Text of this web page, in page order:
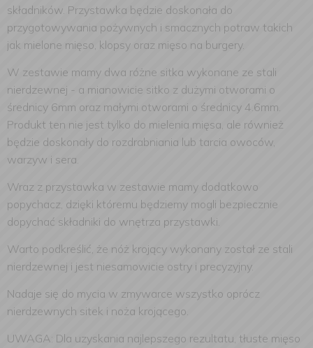
składników. Przystawka będzie doskonała do
przygotowywania pożywnych i smacznych potraw takich
jak mielone mięso, klopsy oraz mięso na burgery.
W zestawie mamy dwa różne sitka wykonane ze stali
nierdzewnej - a mianowicie sitko z dużymi otworami o
średnicy 6mm oraz małymi otworami o średnicy 4.6mm.
Produkt ten nie jest tylko do mielenia mięsa, ale również
będzie doskonały do rozdrabniania lub tarcia owoców,
warzyw i sera.
Wraz z przystawka w zestawie mamy dodatkowo
popychacz, dzięki któremu będziemy mogli bezpiecznie
dopychać składniki do wnętrza przystawki.
Warto podkreślić, że nóż krojący wykonany został ze stali
nierdzewnej i jest niesamowicie ostry i precyzyjny.
Nadaje się do mycia w zmywarce wszystko oprócz
nierdzewnych sitek i noża krojącego.
UWAGA: Dla uzyskania najlepszego rezultatu, tłuste mięso